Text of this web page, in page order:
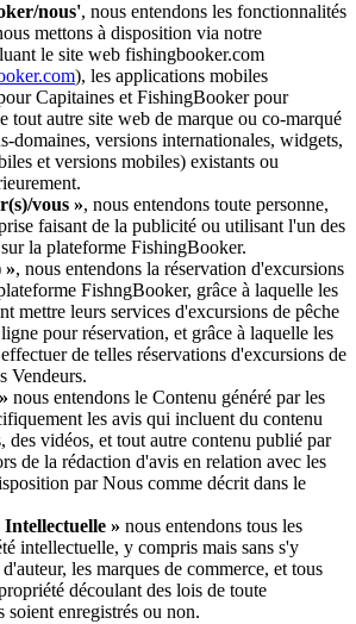
nous', nous entendons les fonctionnalités
mettons à disposition via notre
le site web fishingbooker.com
), les applications mobiles
Capitaines et FishingBooker pour
tout autre site web de marque ou co-marqué
domaines, versions internationales, widgets,
et versions mobiles) existants ou
vous », nous entendons toute personne,
faisant de la publicité ou utilisant l'un des
la plateforme FishingBooker.
», nous entendons la réservation d'excursions
FishngBooker, grâce à laquelle les
mettre leurs services d'excursions de pêche
pour réservation, et grâce à laquelle les
de telles réservations d'excursions de
Vendeurs.
nous entendons le Contenu généré par les
les avis qui incluent du contenu
des vidéos, et tout autre contenu publié par
de la rédaction d'avis en relation avec les
par Nous comme décrit dans le
» nous entendons tous les
intellectuelle, y compris mais sans s'y
les marques de commerce, et tous
découlant des lois de toute
enregistrés ou non.